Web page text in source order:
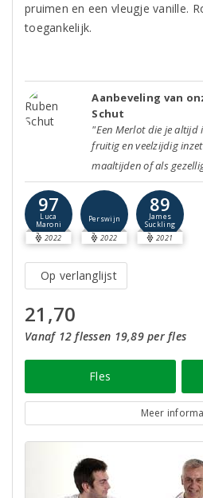
pruimen en een vleugje vanille.
toegankelijk.
Aanbeveling van
Schut
"Een Merlot die je altijd
fruitig en veelzijdig
maaltijden of als
97
Luca
Maroni
2022
Perswijn
2022
89
James
Suckling
2021
Op verlanglijst
21,70
Vanaf 12 flessen 19,89 per fles
Fles
Meer